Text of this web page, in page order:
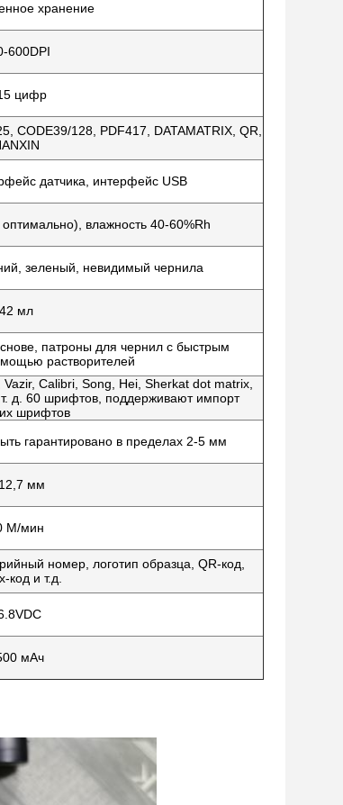
хранение
600DPI
цифр
CODE39/128, PDF417, DATAMATRIX, QR,
датчика, интерфейс USB
влажность 40-60%Rh
зеленый, невидимый чернила
42 мл
патроны для чернил с быстрым
растворителей
Calibri, Song, Hei, Sherkat dot matrix,
д. 60 шрифтов, поддерживают импорт
шрифтов
гарантировано в пределах 2-5 мм
мм
М/мин
номер, логотип образца, QR-код,
код и т.д.
мАч